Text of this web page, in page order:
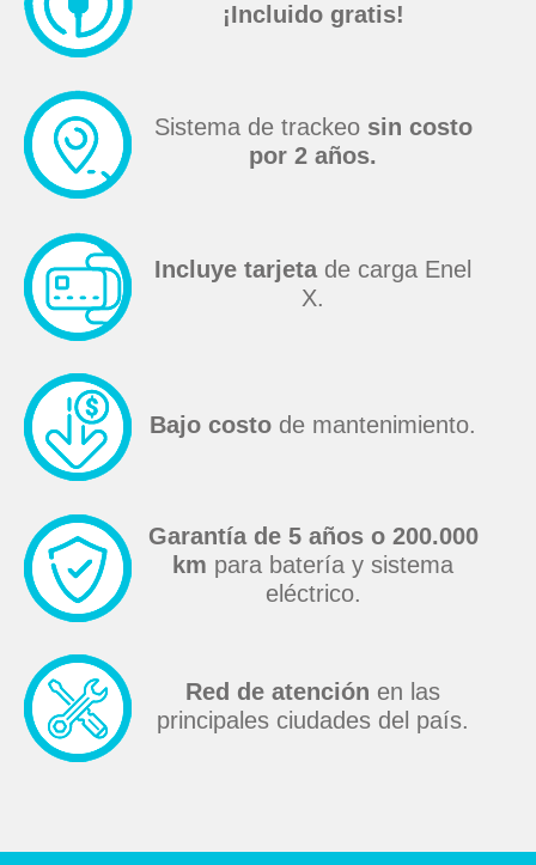
¡Incluido gratis!
Sistema de trackeo sin costo
por 2 años.
Incluye tarjetade carga Enel
X.
Bajo costo de mantenimiento.
Garantía de 5 años o 200.000
km para batería y sistema
eléctrico.
Red de atención en las
principales ciudades del país.